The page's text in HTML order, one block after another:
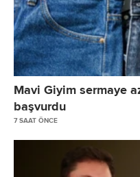
Mavi Giyim sermaye
başvurdu
7 SAAT ÖNCE